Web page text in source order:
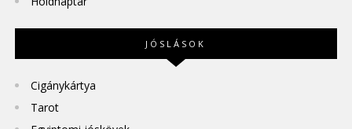
JÓSLÁSOK
Cigánykártya
Tarot